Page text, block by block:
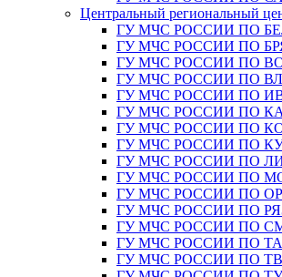
Центральный региональный
ГУ МЧС РОССИИ ПО
ГУ МЧС РОССИИ ПО
ГУ МЧС РОССИИ ПО
ГУ МЧС РОССИИ ПО
ГУ МЧС РОССИИ ПО
ГУ МЧС РОССИИ ПО
ГУ МЧС РОССИИ ПО
ГУ МЧС РОССИИ ПО
ГУ МЧС РОССИИ ПО
ГУ МЧС РОССИИ ПО
ГУ МЧС РОССИИ ПО
ГУ МЧС РОССИИ ПО
ГУ МЧС РОССИИ ПО
ГУ МЧС РОССИИ ПО
ГУ МЧС РОССИИ ПО